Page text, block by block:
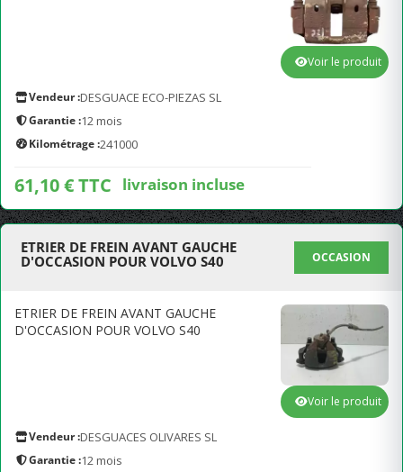
Vendeur :DESGUACE ECO-PIEZAS SL
Garantie :12 mois
Kilométrage :241000
61,10 € TTC livraison incluse
Voir le produit
ETRIER DE FREIN AVANT GAUCHE
D'OCCASION POUR VOLVO S40
OCCASION
ETRIER DE FREIN AVANT GAUCHE
D'OCCASION POUR VOLVO S40
Vendeur :DESGUACES OLIVARES SL
Garantie :12 mois
Voir le produit